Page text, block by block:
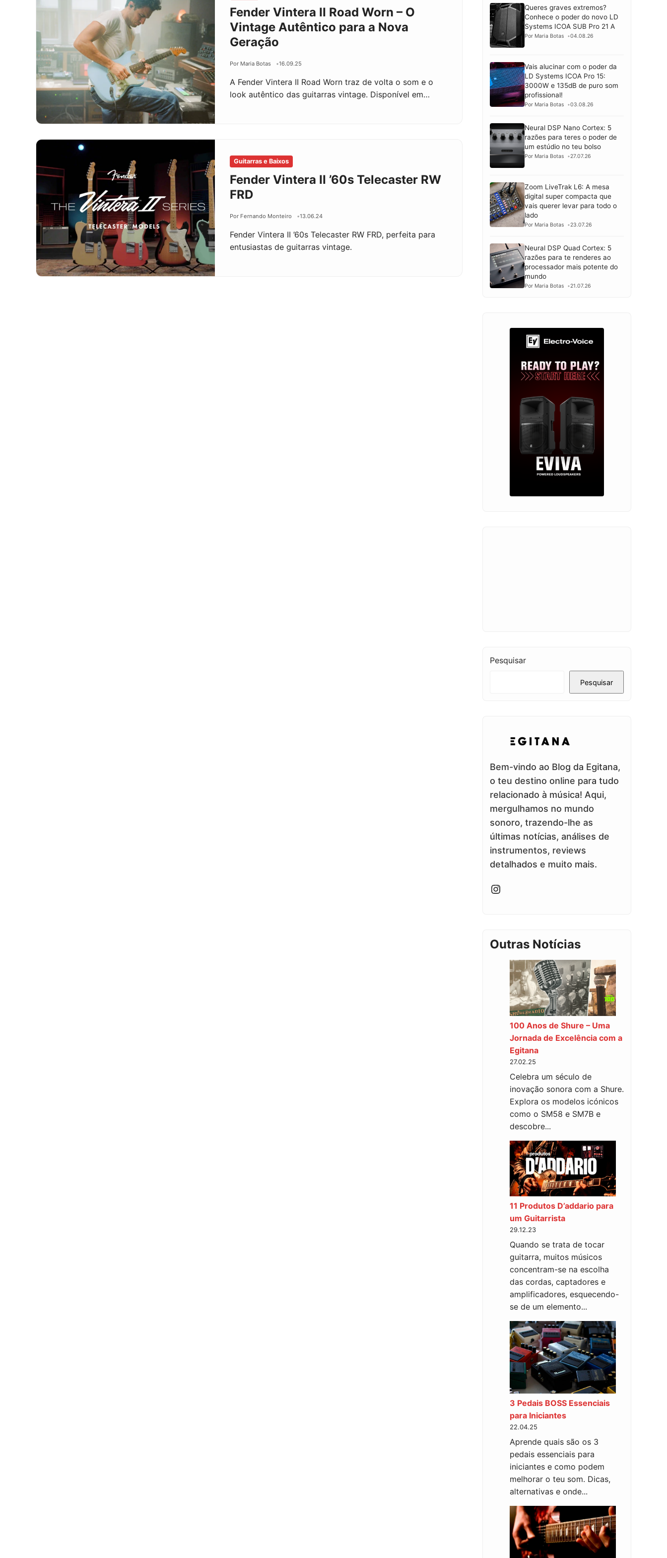
Fender Vintera II Road Worn – O
Vintage Autêntico para a Nova
Geração
Por Maria Botas 16.09.25
A Fender Vintera II Road Worn traz de volta o som e o
look autêntico das guitarras vintage. Disponível em…
Guitarras e Baixos
Fender Vintera II ’60s Telecaster RW
FRD
Por Fernando Monteiro 13.06.24
Fender Vintera II ’60s Telecaster RW FRD, perfeita para
entusiastas de guitarras vintage.
Queres graves extremos?
Conhece o poder do novo LD
Systems ICOA SUB Pro 21 A
Por Maria Botas 04.08.26
Vais alucinar com o poder da
LD Systems ICOA Pro 15:
3000W e 135dB de puro som
profissional!
Por Maria Botas 03.08.26
Neural DSP Nano Cortex: 5
razões para teres o poder de
um estúdio no teu bolso
Por Maria Botas 27.07.26
Zoom LiveTrak L6: A mesa
digital super compacta que
vais querer levar para todo o
lado
Por Maria Botas 23.07.26
Neural DSP Quad Cortex: 5
razões para te renderes ao
processador mais potente do
mundo
Por Maria Botas 21.07.26
Pesquisar
Pesquisar
Bem-vindo ao Blog da Egitana,
o teu destino online para tudo
relacionado à música! Aqui,
mergulhamos no mundo
sonoro, trazendo-lhe as
últimas notícias, análises de
instrumentos, reviews
detalhados e muito mais.
Instagram
Outras Notícias
100 Anos de Shure – Uma
Jornada de Excelência com a
Egitana
27.02.25
Celebra um século de
inovação sonora com a Shure.
Explora os modelos icónicos
como o SM58 e SM7B e
descobre...
11 Produtos D’addario para
um Guitarrista
29.12.23
Quando se trata de tocar
guitarra, muitos músicos
concentram-se na escolha
das cordas, captadores e
amplificadores, esquecendo-
se de um elemento...
3 Pedais BOSS Essenciais
para Iniciantes
22.04.25
Aprende quais são os 3
pedais essenciais para
iniciantes e como podem
melhorar o teu som. Dicas,
alternativas e onde...